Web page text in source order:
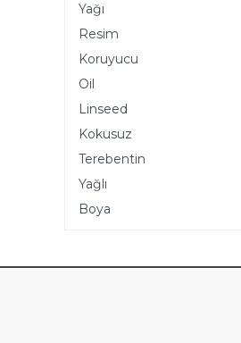
Yağı
Resim
Koruyucu
Oil
Linseed
Kokusuz
Terebentin
Yağlı
Boya